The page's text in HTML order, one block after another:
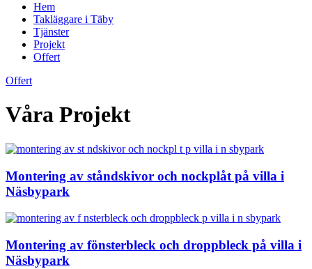
Hem
Takläggare i Täby
Tjänster
Projekt
Offert
Offert
Våra Projekt
Montering av ståndskivor och nockplåt på villa i
Näsbypark
Montering av fönsterbleck och droppbleck på villa i
Näsbypark